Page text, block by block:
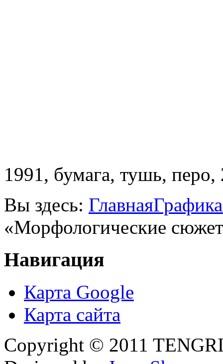
1991, бумага, тушь,
Вы здесь: ГлавнаяГрафика
«Морфологические
Навигация
Карта Google
Карта сайта
Copyright © 2011